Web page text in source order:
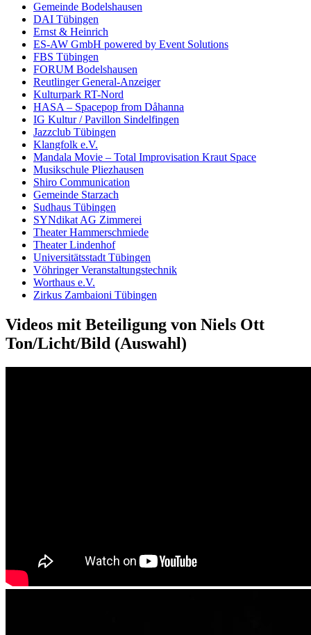
Ge­mein­de Bodels­hau­sen
DAI Tü­bing­en
Ernst & Hein­rich
ES-AW GmbH powered by Event So­lu­tions
FBS Tü­bingen
FO­RUM Bodels­hau­sen
Reut­linger Ge­ne­ral-An­zei­ger
Kultur­park RT-Nord
HASA – Spacepop from Dåhanna
IG Kultur / Pavillon Sindel­fingen
Jazz­club Tü­bingen
Klang­folk e.V.
Mandala Movie – Total Improvisation Kraut Space
Musik­schule Pliez­hausen
Shiro Commu­nication
Gemein­de Star­zach
Sud­haus Tü­bingen
SYN­dikat AG Zim­merei
The­ater Hammer­schmie­de
The­ater Lin­den­hof
Uni­versi­täts­stadt Tü­bingen
Vöh­ringer Ver­anstal­tungs­technik
Wort­haus e.V.
Zirkus Zam­baioni Tü­bingen
Videos mit Beteiligung von Niels Ott
Ton/Licht/Bild (Auswahl)